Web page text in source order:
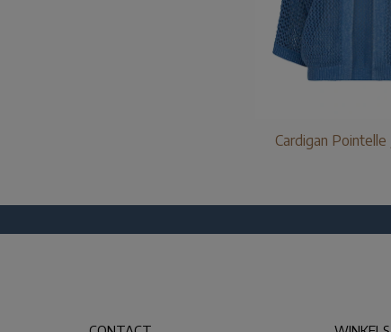
Cardigan Pointelle